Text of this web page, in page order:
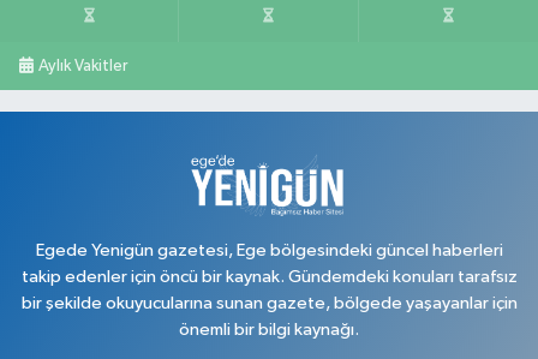
Aylık Vakitler
Egede Yenigün gazetesi, Ege bölgesindeki güncel haberleri
takip edenler için öncü bir kaynak. Gündemdeki konuları tarafsız
bir şekilde okuyucularına sunan gazete, bölgede yaşayanlar için
önemli bir bilgi kaynağı.